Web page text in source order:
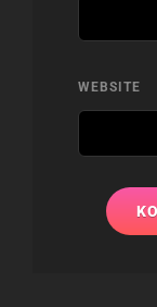
WEBSITE